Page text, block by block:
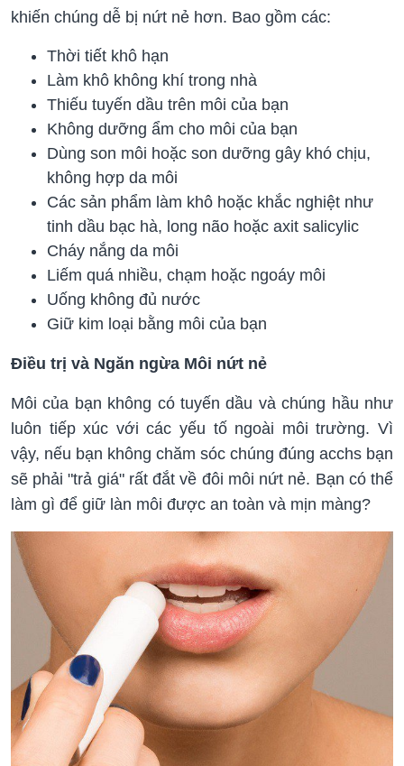
khiến chúng dễ bị nứt nẻ hơn. Bao gồm các:
Thời tiết khô hạn
Làm khô không khí trong nhà
Thiếu tuyến dầu trên môi của bạn
Không dưỡng ẩm cho môi của bạn
Dùng son môi hoặc son dưỡng gây khó chịu,
không hợp da môi
Các sản phẩm làm khô hoặc khắc nghiệt như
tinh dầu bạc hà, long não hoặc axit salicylic
Cháy nắng da môi
Liếm quá nhiều, chạm hoặc ngoáy môi
Uống không đủ nước
Giữ kim loại bằng môi của bạn
Điều trị và Ngăn ngừa Môi nứt nẻ
Môi của bạn không có tuyến dầu và chúng hầu như
luôn tiếp xúc với các yếu tố ngoài môi trường. Vì
vậy, nếu bạn không chăm sóc chúng đúng acchs bạn
sẽ phải "trả giá" rất đắt về đôi môi nứt nẻ. Bạn có thể
làm gì để giữ làn môi được an toàn và mịn màng?